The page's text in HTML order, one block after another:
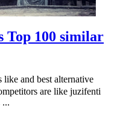
Top 100 similar
and best alternative
are like juzifenti
...